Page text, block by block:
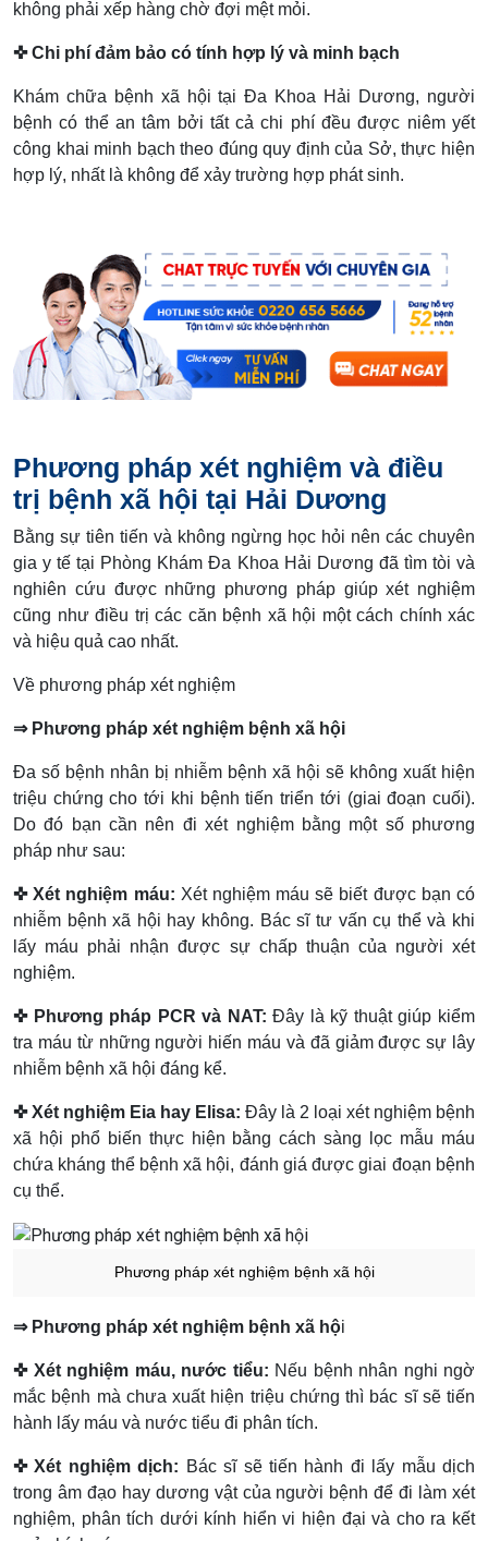
không phải xếp hàng chờ đợi mệt mỏi.
✜ Chi phí đảm bảo có tính hợp lý và minh bạch
Khám chữa bệnh xã hội tại Đa Khoa Hải Dương, người
bệnh có thể an tâm bởi tất cả chi phí đều được niêm yết
công khai minh bạch theo đúng quy định của Sở, thực hiện
hợp lý, nhất là không để xảy trường hợp phát sinh.
Phương pháp xét nghiệm và điều
trị bệnh xã hội tại Hải Dương
Bằng sự tiên tiến và không ngừng học hỏi nên các chuyên
gia y tế tại Phòng Khám Đa Khoa Hải Dương đã tìm tòi và
nghiên cứu được những phương pháp giúp xét nghiệm
cũng như điều trị các căn bệnh xã hội một cách chính xác
và hiệu quả cao nhất.
Về phương pháp xét nghiệm
⇒ Phương pháp xét nghiệm bệnh xã hội
Đa số bệnh nhân bị nhiễm bệnh xã hội sẽ không xuất hiện
triệu chứng cho tới khi bệnh tiến triển tới (giai đoạn cuối).
Do đó bạn cần nên đi xét nghiệm bằng một số phương
pháp như sau:
✜ Xét nghiệm máu: Xét nghiệm máu sẽ biết được bạn có
nhiễm bệnh xã hội hay không. Bác sĩ tư vấn cụ thể và khi
lấy máu phải nhận được sự chấp thuận của người xét
nghiệm.
✜ Phương pháp PCR và NAT: Đây là kỹ thuật giúp kiểm
tra máu từ những người hiến máu và đã giảm được sự lây
nhiễm bệnh xã hội đáng kể.
✜ Xét nghiệm Eia hay Elisa: Đây là 2 loại xét nghiệm bệnh
xã hội phổ biến thực hiện bằng cách sàng lọc mẫu máu
chứa kháng thể bệnh xã hội, đánh giá được giai đoạn bệnh
cụ thể.
Phương pháp xét nghiệm bệnh xã hội
⇒ Phương pháp xét nghiệm bệnh xã hội
✜ Xét nghiệm máu, nước tiểu: Nếu bệnh nhân nghi ngờ
mắc bệnh mà chưa xuất hiện triệu chứng thì bác sĩ sẽ tiến
hành lấy máu và nước tiểu đi phân tích.
✜ Xét nghiệm dịch: Bác sĩ sẽ tiến hành đi lấy mẫu dịch
trong âm đạo hay dương vật của người bệnh để đi làm xét
nghiệm, phân tích dưới kính hiển vi hiện đại và cho ra kết